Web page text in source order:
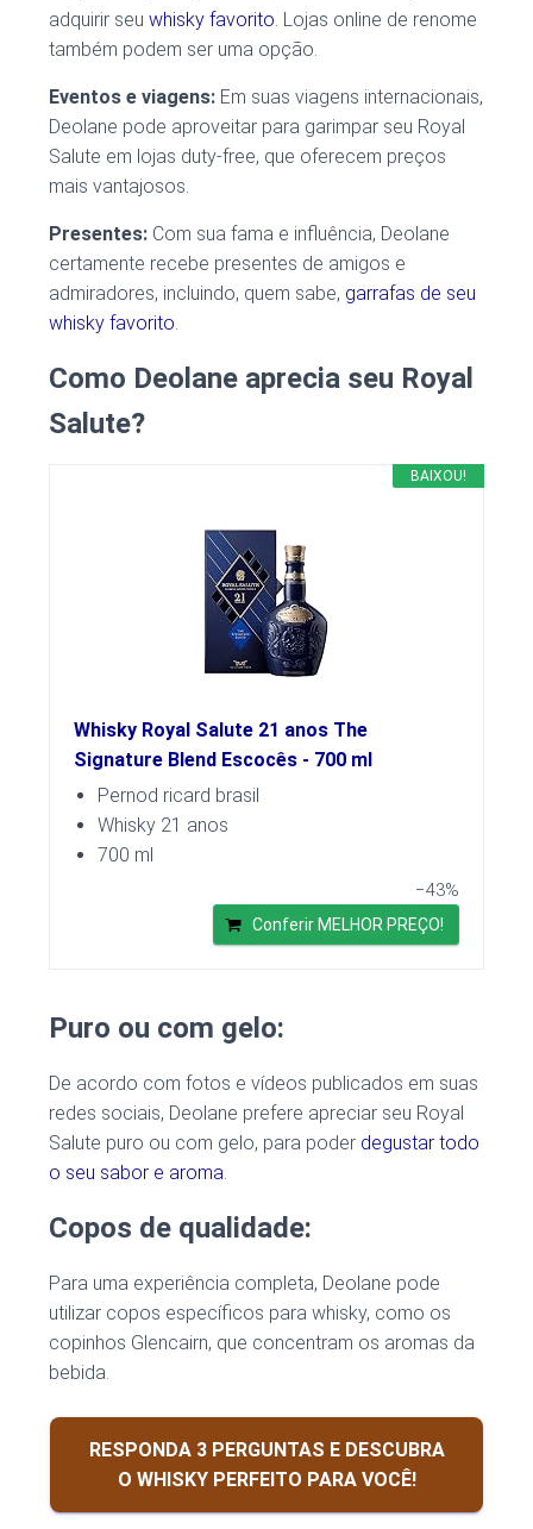
adquirir seu whisky favorito. Lojas online de renome
também podem ser uma opção.
Eventos e viagens: Em suas viagens internacionais,
Deolane pode aproveitar para garimpar seu Royal
Salute em lojas duty-free, que oferecem preços
mais vantajosos.
Presentes: Com sua fama e influência, Deolane
certamente recebe presentes de amigos e
admiradores, incluindo, quem sabe, garrafas de seu
whisky favorito.
Como Deolane aprecia seu Royal
Salute?
BAIXOU!
Whisky Royal Salute 21 anos The
Signature Blend Escocês - 700 ml
Pernod ricard brasil
Whisky 21 anos
700 ml
−43%
Conferir MELHOR PREÇO!
Puro ou com gelo:
De acordo com fotos e vídeos publicados em suas
redes sociais, Deolane prefere apreciar seu Royal
Salute puro ou com gelo, para poder degustar todo
o seu sabor e aroma.
Copos de qualidade:
Para uma experiência completa, Deolane pode
utilizar copos específicos para whisky, como os
copinhos Glencairn, que concentram os aromas da
bebida.
RESPONDA 3 PERGUNTAS E DESCUBRA
O WHISKY PERFEITO PARA VOCÊ!